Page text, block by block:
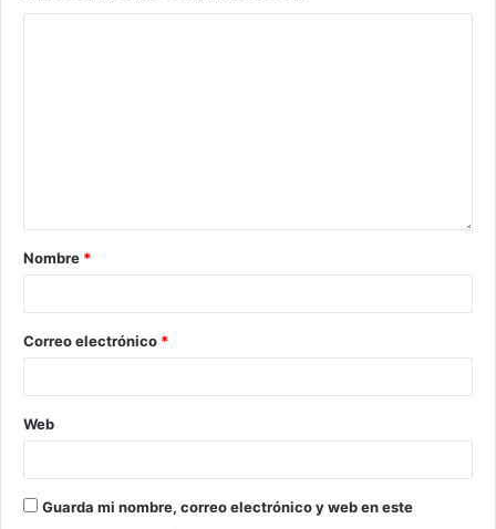
Nombre *
Correo electrónico *
Web
Guarda mi nombre, correo electrónico y web en este